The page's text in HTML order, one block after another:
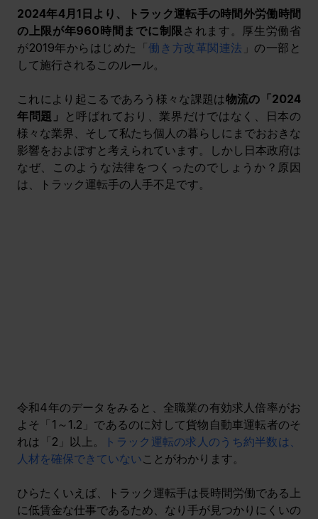
2024年4月1日より、トラック運転手の時間外労働時間
の上限が年960時間までに制限 されます。厚生労働省
が2019年からはじめた「働き方改革関連法 」の一部と
して施行されるこのルール。
これにより起こるであろう様々な課題は物流の「2024
年問題」
と呼ばれており、業界だけではなく、日本の
様々な業界、そして私たち個人の暮らしにまでおおきな
影響をおよぼすと考えられています。しかし日本政府は
なぜ、このような法律をつくったのでしょうか？原因
は、トラック運転手の人手不足です。
令和4年のデータをみると、全職業の有効求人倍率がお
よそ「1～1.2」であるのに対して貨物自動車運転者のそ
れは「2」以上。
トラック運転の求人のうち約半数は、
人材を確保できていないことがわかります。
ひらたくいえば、トラック運転手は長時間労働である上
に低賃金な仕事であるため、なり手が見つかりにくいの